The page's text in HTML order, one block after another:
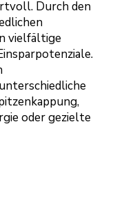
Durch den
vielfältige
oder gezielte